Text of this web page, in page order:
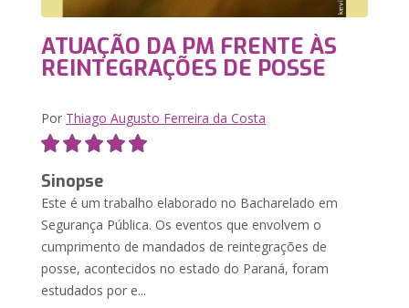
ATUAÇÃO DA PM FRENTE ÀS
REINTEGRAÇÕES DE POSSE
Por Thiago Augusto Ferreira da Costa
Sinopse
Este é um trabalho elaborado no Bacharelado em
Segurança Pública. Os eventos que envolvem o
cumprimento de mandados de reintegrações de
posse, acontecidos no estado do Paraná, foram
estudados por e...